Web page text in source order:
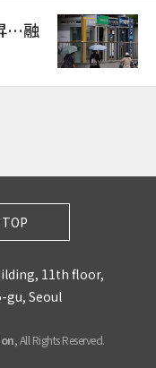
…融
TOP
11th floor,
gu, Seoul
, All Rights Reserved.